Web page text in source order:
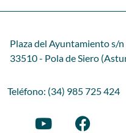
Plaza del Ayuntamiento s/n
33510 - Pola de Siero
Teléfono: (34) 985 725 424